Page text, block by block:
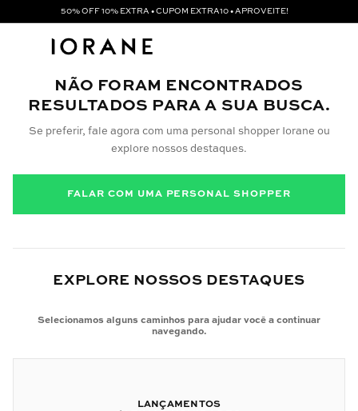
50% OFF 10% EXTRA • CUPOM EXTRA10 • APROVEITE!
NÃO FORAM ENCONTRADOS
RESULTADOS PARA A SUA BUSCA.
Se preferir, fale agora com uma personal shopper Iorane ou
explore nossos destaques.
FALAR COM UMA PERSONAL SHOPPER
EXPLORE NOSSOS DESTAQUES
Selecionamos alguns caminhos para ajudar você a continuar
navegando.
LANÇAMENTOS